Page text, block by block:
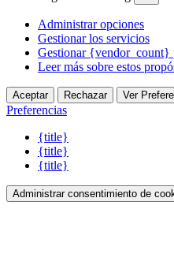
Administrar opciones
Gestionar los servicios
Gestionar {vendor_count}
Leer más sobre estos
Aceptar Rechazar Ver
Preferencias
{title}
{title}
{title}
Administrar consentimiento de